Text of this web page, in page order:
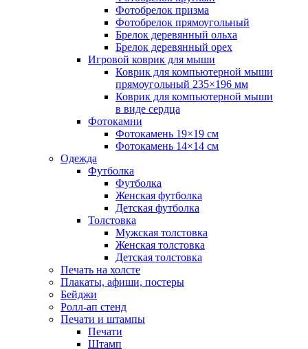
Фотобрелок призма
Фотобрелок прямоугольный
Брелок деревянный ольха
Брелок деревянный орех
Игровой коврик для мыши
Коврик для компьютерной мыши
прямоугольный 235×196 мм
Коврик для компьютерной мыши
в виде сердца
Фотокамни
Фотокамень 19×19 см
Фотокамень 14×14 см
Одежда
Футболка
Футболка
Женская футболка
Детская футболка
Толстовка
Мужская толстовка
Женская толстовка
Детская толстовка
Печать на холсте
Плакаты, афиши, постеры
Бейджи
Ролл-ап стенд
Печати и штампы
Печати
Штамп